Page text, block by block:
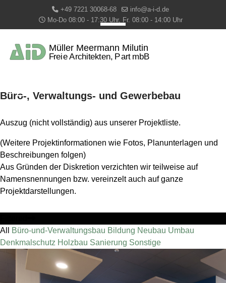
+49 7221 30068-68
info@a-i-d.de
Mo-Do 08:00 - 17:30 Uhr, Fr. 08:00 - 14:00 Uhr
Büro-, Verwaltungs- und Gewerbebau
Auszug (nicht vollständig) aus unserer Projektliste.
(Weitere Projektinformationen wie Fotos, Planunterlagen und
Beschreibungen folgen)
Aus Gründen der Diskretion verzichten wir teilweise auf
Namensnennungen bzw. vereinzelt auch auf ganze
Projektdarstellungen.
All
Büro-und-Verwaltungsbau Bildung Neubau Umbau
Denkmalschutz Holzbau Sanierung Sonstige